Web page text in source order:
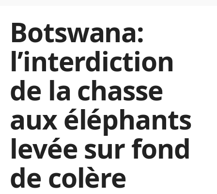
Botswana:
l’interdiction
de la chasse
aux éléphants
levée sur fond
de colère